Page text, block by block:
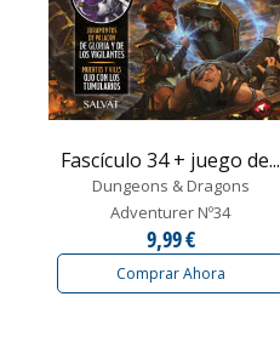
Fascículo 34 + juego de...
Dungeons & Dragons
Adventurer Nº34
9,99 €
Comprar Ahora